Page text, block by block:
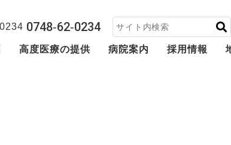
0748‐62‐0234
高度医療の提供 病院案内 採用情報